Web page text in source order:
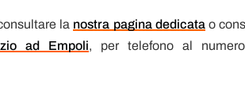
la nostra pagina dedicatao
ad Empoli, per telefono al